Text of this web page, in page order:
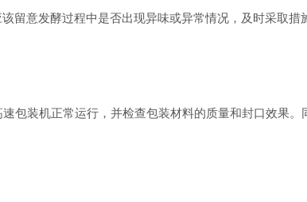
意发酵过程中是否出现异味或异常情况，及时采取措
装机正常运行，并检查包装材料的质量和封口效果。